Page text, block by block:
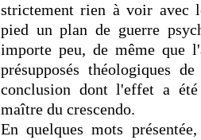
strictement rien à voir avec
pied un plan de guerre
importe peu, de même que
présupposés théologiques
conclusion dont l'effet a
maître du crescendo.
En quelques mots